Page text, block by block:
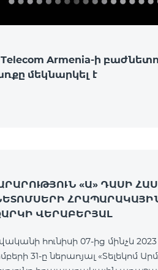
Telecom Armenia-ի
մեկնարկել է
«Ա» ԴԱՍԻ
ՎԵՐԱԲԵՐՅԱԼ
հունիսի 07-ից մինչև
31-ը ներառյալ «Տելեկոմ